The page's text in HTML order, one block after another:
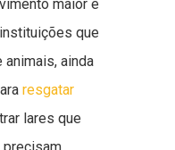
maior e
que
animais, ainda
resgatar
lares que